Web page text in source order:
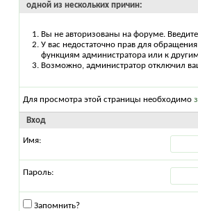
одной из нескольких причин:
Вы не авторизованы на форуме.
У вас недостаточно прав для
функциям администратора или к
Возможно, администратор отключил
Для просмотра этой страницы необходимо
Вход
Имя:
Пароль:
Запомнить?